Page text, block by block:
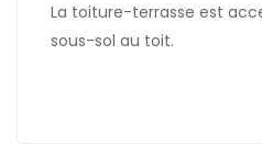
La toiture-terrasse est
sous-sol au toit.